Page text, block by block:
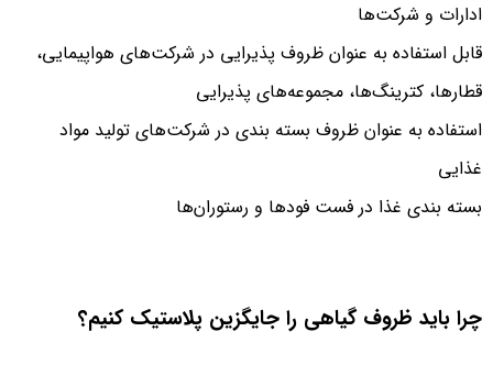
ادارات و شرکت‌ها
قابل استفاده به عنوان ظروف پذیرایی در شرکت‌های هواپیمایی،
قطارها، کترینگ‌ها، مجموعه‌های پذیرایی
استفاده به عنوان ظروف بسته بندی در شرکت‌های تولید مواد
غذایی
بسته بندی غذا در فست فودها و رستوران‌ها
چرا باید ظروف گیاهی را جایگزین پلاستیک کنیم؟